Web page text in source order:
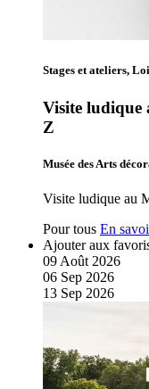
Stages et ateliers,
Visite ludique
Z
Musée des Arts
Visite ludique au
Pour tous En
Ajouter aux
09 Août 2026
06 Sep 2026
13 Sep 2026